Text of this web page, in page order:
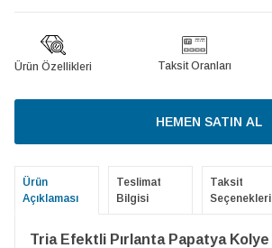
Ürün Özellikleri Taksit Oranları
HEMEN SATIN AL
Ürün
Açıklaması
Teslimat
Bilgisi
Taksit
Seçenekleri
Tria Efektli Pırlanta Papatya Kolye